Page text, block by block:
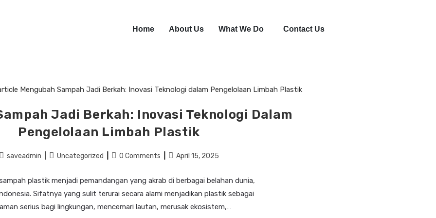
Home About Us What We Do Contact Us
Jadi Berkah: Inovasi Teknologi Dalam
Pengelolaan Limbah Plastik
saveadmin Uncategorized 0 Comments April 15, 2025
plastik menjadi pemandangan yang akrab di berbagai belahan dunia,
Sifatnya yang sulit terurai secara alami menjadikan plastik sebagai
serius bagi lingkungan, mencemari lautan, merusak ekosistem,…